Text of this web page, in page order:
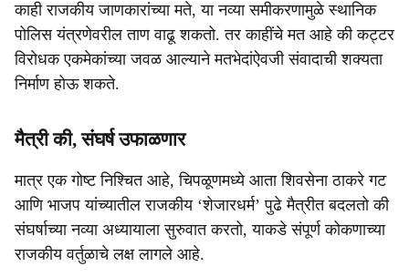
काही राजकीय जाणकारांच्या मते, या नव्या समीकरणामुळे स्थानिक
पोलिस यंत्रणेवरील ताण वाढू शकतो. तर काहींचे मत आहे की कट्टर
विरोधक एकमेकांच्या जवळ आल्याने मतभेदांऐवजी संवादाची शक्यता
निर्माण होऊ शकते.
मैत्री की, संघर्ष उफाळणार
मात्र एक गोष्ट निश्चित आहे, चिपळूणमध्ये आता शिवसेना ठाकरे गट
आणि भाजप यांच्यातील राजकीय ‘शेजारधर्म’ पुढे मैत्रीत बदलतो की
संघर्षाच्या नव्या अध्यायाला सुरुवात करतो, याकडे संपूर्ण कोकणाच्या
राजकीय वर्तुळाचे लक्ष लागले आहे.